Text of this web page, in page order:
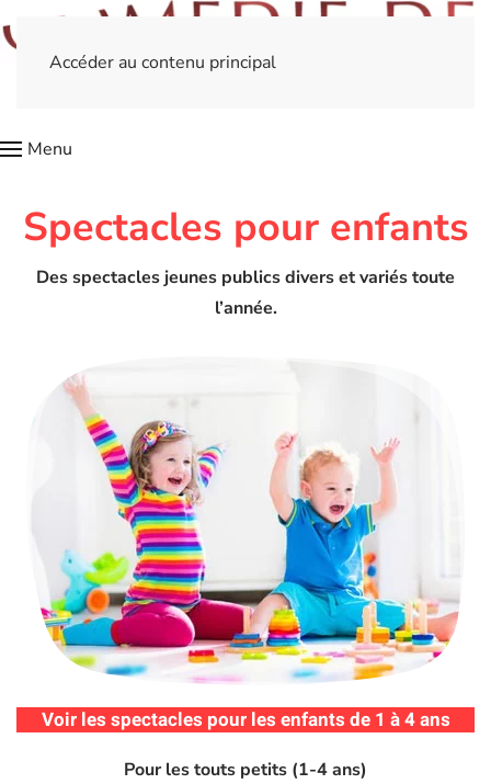
Accéder au contenu principal
Menu
Spectacles pour enfants
Des spectacles jeunes publics divers et variés toute
l’année.
Voir les spectacles pour les enfants de 1 à 4 ans
Pour les touts petits (1-4 ans)